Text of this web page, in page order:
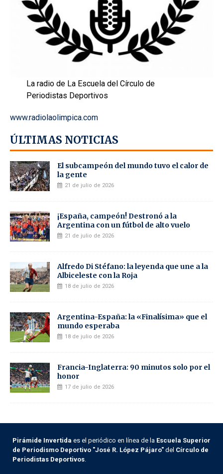
La radio de La Escuela del Círculo de
Periodistas Deportivos
www.radiolaolimpica.com
ÚLTIMAS NOTICIAS
El subcampeón del mundo tuvo el calor de
la gente
21 de julio de 2026
¡España, campeón! Destronó a la
Argentina con un fútbol de alto vuelo
21 de julio de 2026
Alfredo Di Stéfano: la leyenda que une a la
Albiceleste con la Roja
18 de julio de 2026
Argentina-España: la «Finalísima» que el
mundo esperaba
18 de julio de 2026
Francia-Inglaterra: 90 minutos solo por el
honor
17 de julio de 2026
Pirámide Invertida es el periódico en línea de la Escuela Superior
de Periodismo Deportivo "José R. López Pájaro" del Círculo de
Periodistas Deportivos